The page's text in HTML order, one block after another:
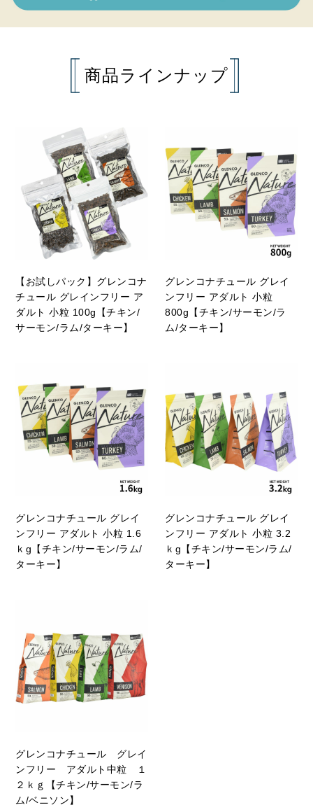
商品ラインナップ
【お試しパック】グレンコナ
チュール グレインフリー ア
ダルト 小粒 100g【チキン/
サーモン/ラム/ターキー】
グレンコナチュール グレイ
ンフリー アダルト 小粒
800g【チキン/サーモン/ラ
ム/ターキー】
グレンコナチュール グレイ
ンフリー アダルト 小粒 1.6
ｋg【チキン/サーモン/ラム/
ターキー】
グレンコナチュール グレイ
ンフリー アダルト 小粒 3.2
ｋg【チキン/サーモン/ラム/
ターキー】
グレンコナチュール グレイ
ンフリー アダルト中粒 １
２ｋｇ【チキン/サーモン/ラ
ム/ベニソン】